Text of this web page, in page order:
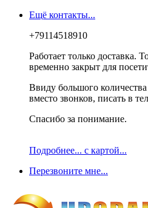
Ещё контакты...
+79114518910
Работает только доставка.
временно закрыт для
Ввиду большого
вместо звонков, писать в
Спасибо за понимание.
Подробнее... с картой...
Перезвоните мне...